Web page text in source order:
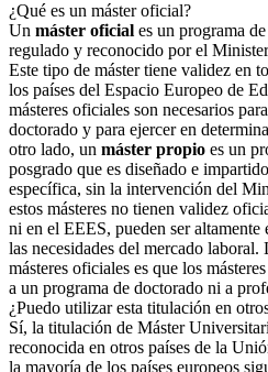
¿Qué es un máster oficial?
Un máster oficial es un programa
regulado y reconocido por el
Este tipo de máster tiene validez en
los países del Espacio Europeo de
másteres oficiales son necesarios
doctorado y para ejercer en
otro lado, un máster propio es un
posgrado que es diseñado e
específica, sin la intervención del
estos másteres no tienen validez
ni en el EEES, pueden ser altamente
las necesidades del mercado
másteres oficiales es que los
a un programa de doctorado ni a
¿Puedo utilizar esta titulación en
Sí, la titulación de Máster
reconocida en otros países de la
la mayoría de los países europeos